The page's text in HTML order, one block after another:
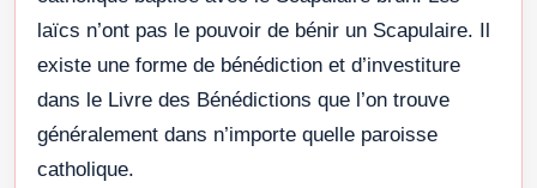
laïcs n’ont pas le pouvoir de bénir un Scapulaire. Il
existe une forme de bénédiction et d’investiture
dans le Livre des Bénédictions que l’on trouve
généralement dans n’importe quelle paroisse
catholique.